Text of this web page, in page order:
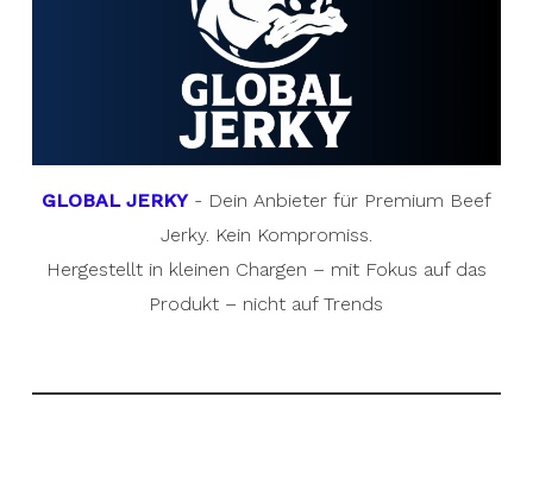
GLOBAL JERKY- Dein Anbieter für Premium Beef
Jerky. Kein Kompromiss.
Hergestellt in kleinen Chargen – mit Fokus auf das
Produkt – nicht auf Trends